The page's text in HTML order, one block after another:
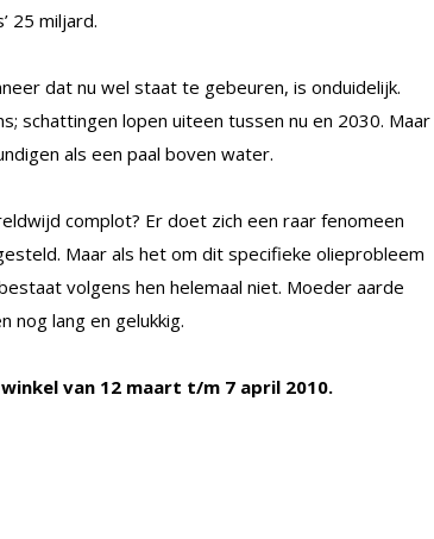
25 miljard.
dat nu wel staat te gebeuren, is onduidelijk.
schattingen lopen uiteen tussen nu en 2030. Maar
als een paal boven water.
complot? Er doet zich een raar fenomeen
Maar als het om dit specifieke olieprobleem
volgens hen helemaal niet. Moeder aarde
nog lang en gelukkig.
van 12 maart t/m 7 april 2010.